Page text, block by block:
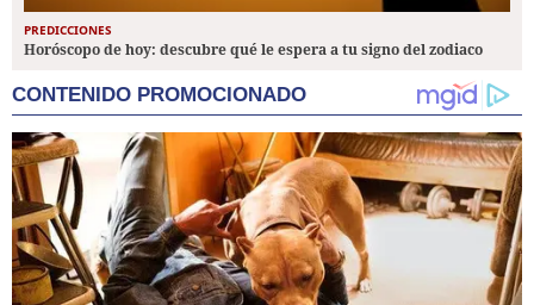
PREDICCIONES
Horóscopo de hoy: descubre qué le espera a tu signo del zodiaco
CONTENIDO PROMOCIONADO